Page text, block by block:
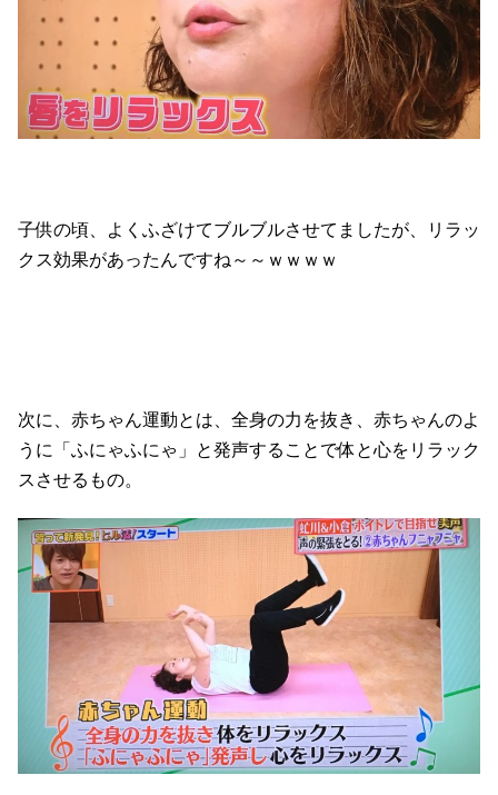
子供の頃、よくふざけてブルブルさせてましたが、リラッ
クス効果があったんですね～～ｗｗｗｗ
次に、赤ちゃん運動とは、全身の力を抜き、赤ちゃんのよ
うに「ふにゃふにゃ」と発声することで体と心をリラック
スさせるもの。